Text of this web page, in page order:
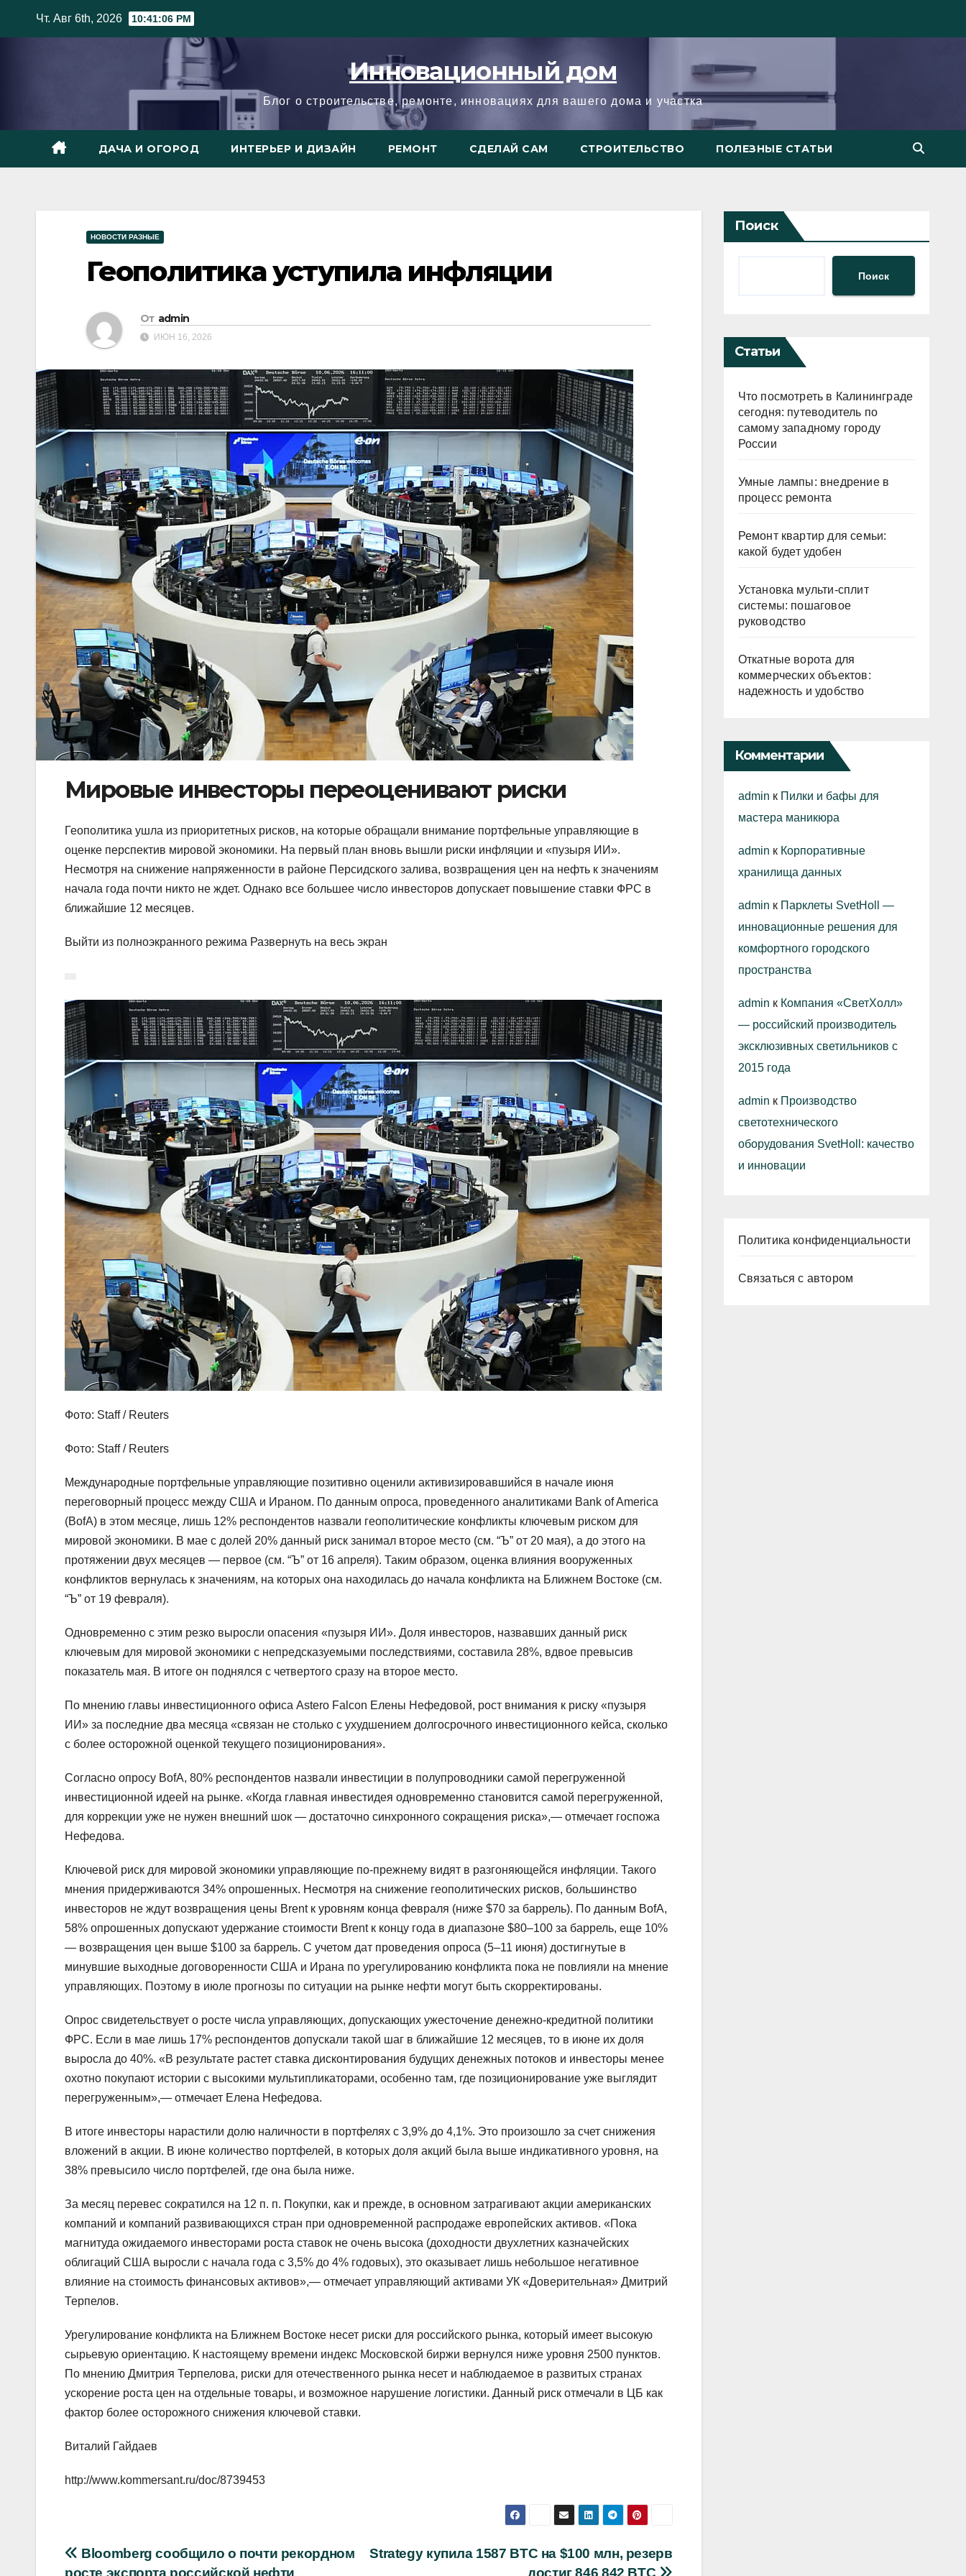
Чт. Авг 6th, 2026 10:41:07 PM
Инновационный дом
Блог о строительстве, ремонте, инновациях для вашего дома и участка
ДАЧА И ОГОРОД ИНТЕРЬЕР И ДИЗАЙН РЕМОНТ СДЕЛАЙ САМ СТРОИТЕЛЬСТВО ПОЛЕЗНЫЕ СТАТЬИ
НОВОСТИ РАЗНЫЕ
Геополитика уступила инфляции
От admin
ИЮН 16, 2026
Мировые инвесторы переоценивают риски
Геополитика ушла из приоритетных рисков, на которые обращали внимание портфельные управляющие в
оценке перспектив мировой экономики. На первый план вновь вышли риски инфляции и «пузыря ИИ».
Несмотря на снижение напряженности в районе Персидского залива, возвращения цен на нефть к значениям
начала года почти никто не ждет. Однако все большее число инвесторов допускает повышение ставки ФРС в
ближайшие 12 месяцев.
Выйти из полноэкранного режима Развернуть на весь экран
Фото: Staff / Reuters
Фото: Staff / Reuters
Международные портфельные управляющие позитивно оценили активизировавшийся в начале июня
переговорный процесс между США и Ираном. По данным опроса, проведенного аналитиками Bank of America
(BofA) в этом месяце, лишь 12% респондентов назвали геополитические конфликты ключевым риском для
мировой экономики. В мае с долей 20% данный риск занимал второе место (см. “Ъ” от 20 мая), а до этого на
протяжении двух месяцев — первое (см. “Ъ” от 16 апреля). Таким образом, оценка влияния вооруженных
конфликтов вернулась к значениям, на которых она находилась до начала конфликта на Ближнем Востоке (см.
“Ъ” от 19 февраля).
Одновременно с этим резко выросли опасения «пузыря ИИ». Доля инвесторов, назвавших данный риск
ключевым для мировой экономики с непредсказуемыми последствиями, составила 28%, вдвое превысив
показатель мая. В итоге он поднялся с четвертого сразу на второе место.
По мнению главы инвестиционного офиса Astero Falcon Елены Нефедовой, рост внимания к риску «пузыря
ИИ» за последние два месяца «связан не столько с ухудшением долгосрочного инвестиционного кейса, сколько
с более осторожной оценкой текущего позиционирования».
Согласно опросу BofA, 80% респондентов назвали инвестиции в полупроводники самой перегруженной
инвестиционной идеей на рынке. «Когда главная инвестидея одновременно становится самой перегруженной,
для коррекции уже не нужен внешний шок — достаточно синхронного сокращения риска»,— отмечает госпожа
Нефедова.
Ключевой риск для мировой экономики управляющие по-прежнему видят в разгоняющейся инфляции. Такого
мнения придерживаются 34% опрошенных. Несмотря на снижение геополитических рисков, большинство
инвесторов не ждут возвращения цены Brent к уровням конца февраля (ниже $70 за баррель). По данным BofA,
58% опрошенных допускают удержание стоимости Brent к концу года в диапазоне $80–100 за баррель, еще 10%
— возвращения цен выше $100 за баррель. С учетом дат проведения опроса (5–11 июня) достигнутые в
минувшие выходные договоренности США и Ирана по урегулированию конфликта пока не повлияли на мнение
управляющих. Поэтому в июле прогнозы по ситуации на рынке нефти могут быть скорректированы.
Опрос свидетельствует о росте числа управляющих, допускающих ужесточение денежно-кредитной политики
ФРС. Если в мае лишь 17% респондентов допускали такой шаг в ближайшие 12 месяцев, то в июне их доля
выросла до 40%. «В результате растет ставка дисконтирования будущих денежных потоков и инвесторы менее
охотно покупают истории с высокими мультипликаторами, особенно там, где позиционирование уже выглядит
перегруженным»,— отмечает Елена Нефедова.
В итоге инвесторы нарастили долю наличности в портфелях с 3,9% до 4,1%. Это произошло за счет снижения
вложений в акции. В июне количество портфелей, в которых доля акций была выше индикативного уровня, на
38% превысило число портфелей, где она была ниже.
За месяц перевес сократился на 12 п. п. Покупки, как и прежде, в основном затрагивают акции американских
компаний и компаний развивающихся стран при одновременной распродаже европейских активов. «Пока
магнитуда ожидаемого инвесторами роста ставок не очень высока (доходности двухлетних казначейских
облигаций США выросли с начала года с 3,5% до 4% годовых), это оказывает лишь небольшое негативное
влияние на стоимость финансовых активов»,— отмечает управляющий активами УК «Доверительная» Дмитрий
Терпелов.
Урегулирование конфликта на Ближнем Востоке несет риски для российского рынка, который имеет высокую
сырьевую ориентацию. К настоящему времени индекс Московской биржи вернулся ниже уровня 2500 пунктов.
По мнению Дмитрия Терпелова, риски для отечественного рынка несет и наблюдаемое в развитых странах
ускорение роста цен на отдельные товары, и возможное нарушение логистики. Данный риск отмечали в ЦБ как
фактор более осторожного снижения ключевой ставки.
Виталий Гайдаев
http://www.kommersant.ru/doc/8739453
Навигация
Strategy купила 1587 BTC на $100 млн, резерв
достиг 846 842 BTC
Bloomberg сообщило о почти рекордном
росте экспорта российской нефти
Поиск
Поиск
Статьи
Что посмотреть в Калининграде
сегодня: путеводитель по
самому западному городу
России
Умные лампы: внедрение в
процесс ремонта
Ремонт квартир для семьи:
какой будет удобен
Установка мульти-сплит
системы: пошаговое
руководство
Откатные ворота для
коммерческих объектов:
надежность и удобство
Комментарии
admin к Пилки и бафы для
мастера маникюра
admin к Корпоративные
хранилища данных
admin к Парклеты SvetHoll —
инновационные решения для
комфортного городского
пространства
admin к Компания «СветХолл»
— российский производитель
эксклюзивных светильников с
2015 года
admin к Производство
светотехнического
оборудования SvetHoll: качество
и инновации
Политика конфиденциальности
Связаться с автором